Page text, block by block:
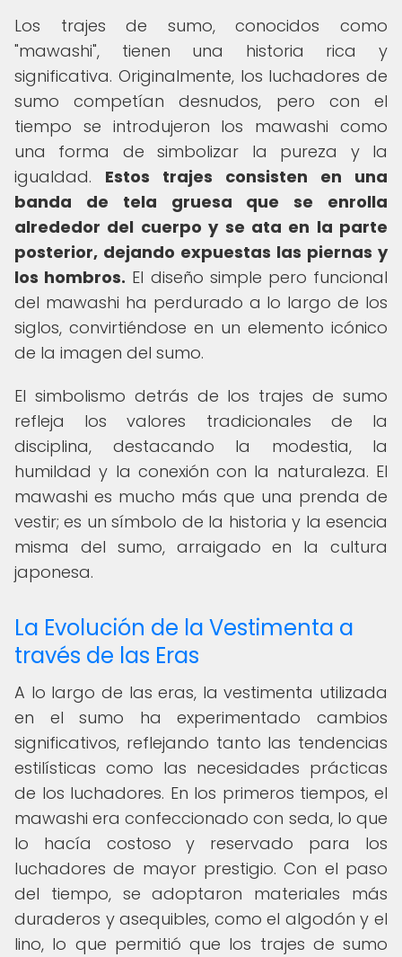
Los trajes de sumo, conocidos como
"mawashi", tienen una historia rica y
significativa. Originalmente, los luchadores de
sumo competían desnudos, pero con el
tiempo se introdujeron los mawashi como
una forma de simbolizar la pureza y la
igualdad. Estos trajes consisten en una
banda de tela gruesa que se enrolla
alrededor del cuerpo y se ata en la parte
posterior, dejando expuestas las piernas y
los hombros. El diseño simple pero funcional
del mawashi ha perdurado a lo largo de los
siglos, convirtiéndose en un elemento icónico
de la imagen del sumo.
El simbolismo detrás de los trajes de sumo
refleja los valores tradicionales de la
disciplina, destacando la modestia, la
humildad y la conexión con la naturaleza. El
mawashi es mucho más que una prenda de
vestir; es un símbolo de la historia y la esencia
misma del sumo, arraigado en la cultura
japonesa.
La Evolución de la Vestimenta a
través de las Eras
A lo largo de las eras, la vestimenta utilizada
en el sumo ha experimentado cambios
significativos, reflejando tanto las tendencias
estilísticas como las necesidades prácticas
de los luchadores. En los primeros tiempos, el
mawashi era confeccionado con seda, lo que
lo hacía costoso y reservado para los
luchadores de mayor prestigio. Con el paso
del tiempo, se adoptaron materiales más
duraderos y asequibles, como el algodón y el
lino, lo que permitió que los trajes de sumo